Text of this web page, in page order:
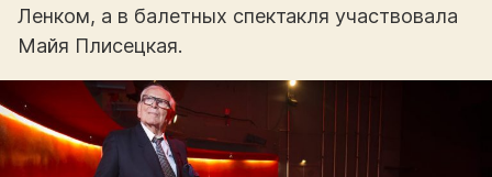
Ленком, а в балетных спектакля участвовала
Майя Плисецкая.